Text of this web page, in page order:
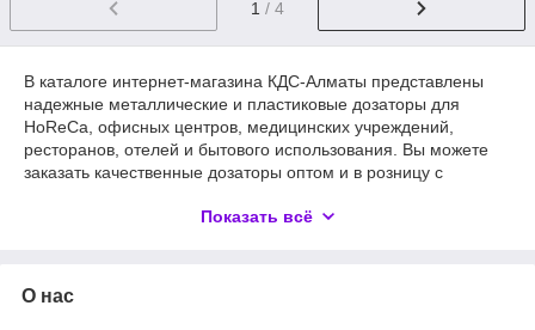
1 / 4
В каталоге интернет-магазина КДС-Алматы представлены
надежные металлические и пластиковые дозаторы для
HoReCa, офисных центров, медицинских учреждений,
ресторанов, отелей и бытового использования. Вы можете
заказать качественные дозаторы оптом и в розницу с
в КДС-Алматы
Показать всё
О нас